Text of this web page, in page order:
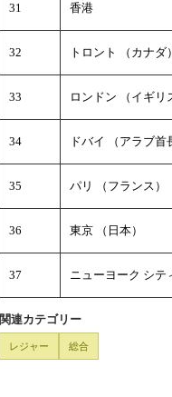
31 香港
32 トロント （カナダ
33 ロンドン （イギリ
34 ドバイ （アラブ首
35 パリ （フランス）
36 東京 （日本）
37 ニューヨーク シテ
関連カテゴリー
レジャー 総合